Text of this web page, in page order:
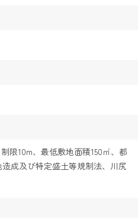
限10m、最低敷地面積150㎡、都
成及び特定盛土等規制法、川尻